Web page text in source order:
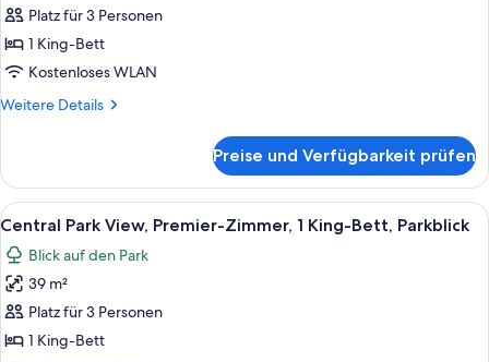
Park
View,
Zimmer,
Bett,
Platz für 3 Personen
1 King-Bett
Kostenloses WLAN
Weitere Details
Weitere
Park
View,
Zimmer,
1 King-
Bett,
Parkblick
Preise und Verfügbarkeit prüfen
Alle
Fotos
für
Central
Park
View,
Ein Hotelzimmer mit einem großen
8
Central Park View, Premier-Zimmer, 1 King-Bett, Parkblick
Blick auf den Park
39 m²
Platz für 3 Personen
1 King-Bett